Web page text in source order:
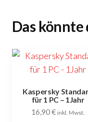
Das
Kaspersky
für 1 PC – 1Jahr
16,90€ inkl. Mwst.